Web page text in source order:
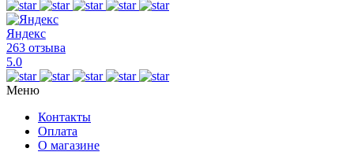
Яндекс
263 отзыва
5.0
Меню
Контакты
Оплата
О магазине